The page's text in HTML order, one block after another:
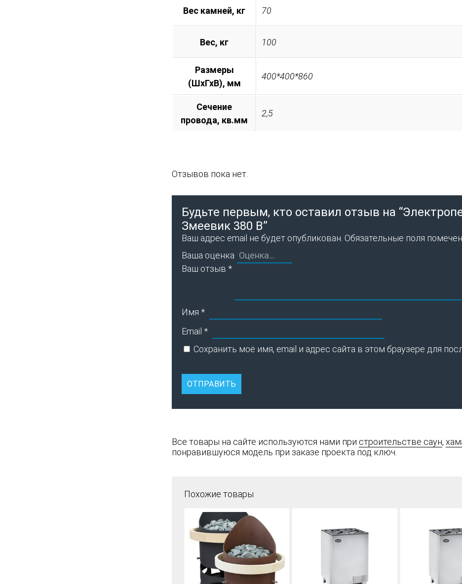
Вес камней, кг 70
Вес, кг 100
Размеры
(ШхГхВ), мм
400*400*860
Сечение
провода, кв.мм
2,5
Отзывов пока нет.
Будьте первым, кто оставил отзыв на
Змеевик 380 В”
Ваш адрес email не будет опубликован. Обязательные поля
Ваша оценка
Ваш отзыв *
Имя *
Email *
Сохранить моё имя, email и адрес сайта в этом браузере для
Все товары на сайте используются нами при строительстве саун,
понравившуюся модель при заказе проекта под ключ.
Похожие товары